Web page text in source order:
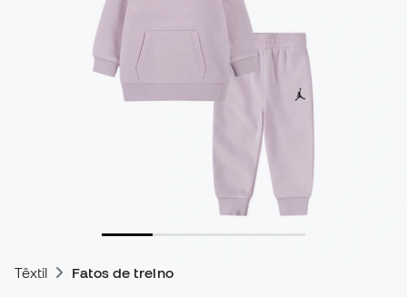
Têxtil Fatos de treino